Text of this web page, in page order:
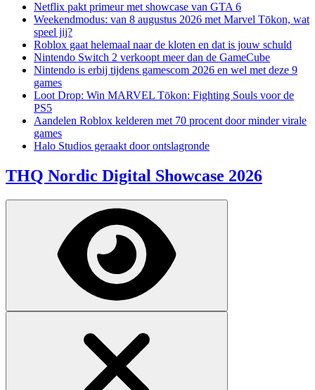
Netflix pakt primeur met showcase van GTA 6
Weekendmodus: van 8 augustus 2026 met Marvel Tōkon, wat
speel jij?
Roblox gaat helemaal naar de kloten en dat is jouw schuld
Nintendo Switch 2 verkoopt meer dan de GameCube
Nintendo is erbij tijdens gamescom 2026 en wel met deze 9
games
Loot Drop: Win MARVEL Tōkon: Fighting Souls voor de
PS5
Aandelen Roblox kelderen met 70 procent door minder virale
games
Halo Studios geraakt door ontslagronde
THQ Nordic Digital Showcase 2026